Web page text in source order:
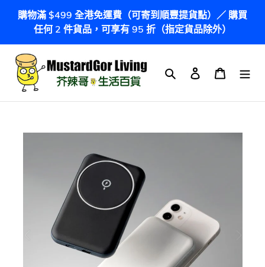
容
購物滿 $499 全港免運費（可寄到順豐提貨點）／ 購買
任何 2 件貨品，可享有 95 折（指定貨品除外）
搜尋 登入 購物車